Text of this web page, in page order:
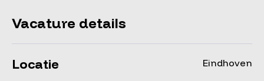
Vacature details
Locatie Eindhoven